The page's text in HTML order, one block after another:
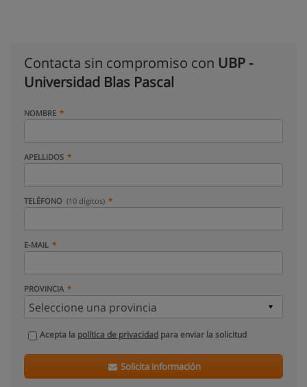
Contacta sin compromiso con UBP -
Universidad Blas Pascal
NOMBRE
APELLIDOS
TELÉFONO (10 dígitos)
E-MAIL
PROVINCIA
Acepta la política de privacidad para enviar la solicitud
Solicita información